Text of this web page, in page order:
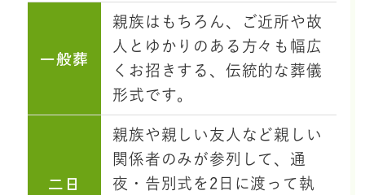
一般葬
親族はもちろん、ご近所や故
人とゆかりのある方々も幅広
くお招きする、伝統的な葬儀
形式です。
二日
親族や親しい友人など親しい
関係者のみが参列して、通
夜・告別式を2日に渡って執